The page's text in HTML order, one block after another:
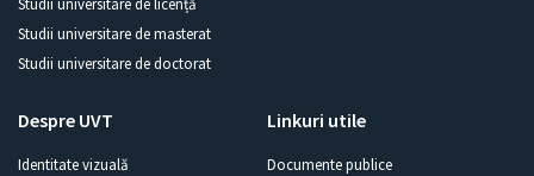
Studii universitare de masterat
Studii universitare de doctorat
Despre UVT
Identitate vizuală
Linkuri utile
Documente publice